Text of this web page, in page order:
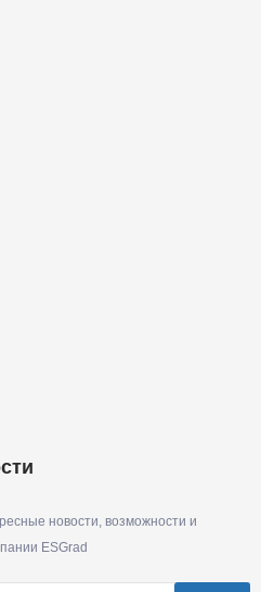
новости, возможности и
ESGrad